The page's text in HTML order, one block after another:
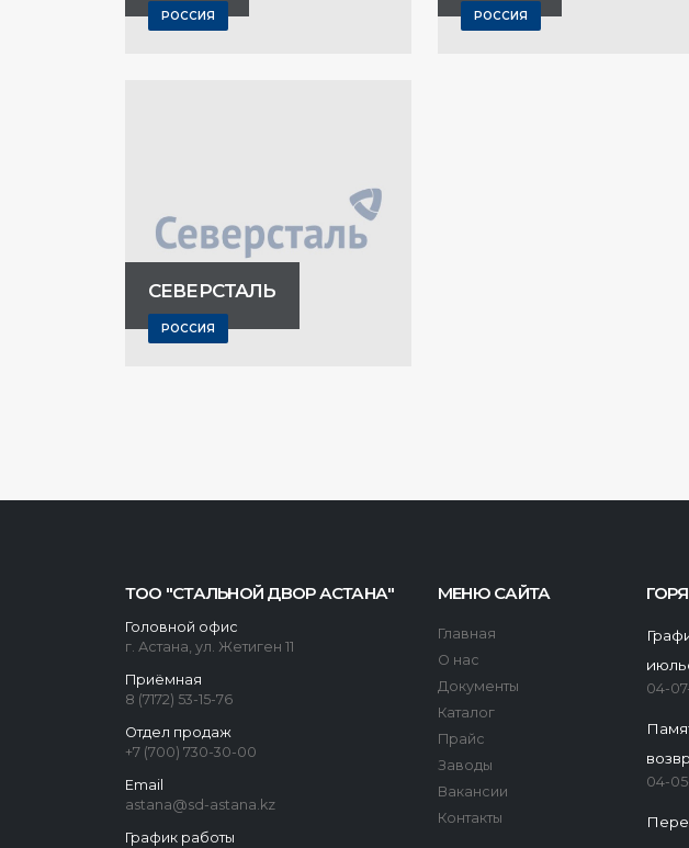
РОССИЯ РОССИЯ
СЕВЕРСТАЛЬ
РОССИЯ
ТОО "СТАЛЬНОЙ ДВОР АСТАНА"
Головной офис
г. Астана, ул. Жетиген 11
Приёмная
8 (7172) 53-15-76
Отдел продаж
+7 (700) 730-30-00
Email
astana@sd-astana.kz
График работы
МЕНЮ САЙТА
Главная
О нас
Документы
Каталог
Прайс
Заводы
Вакансии
Контакты
04-
04-